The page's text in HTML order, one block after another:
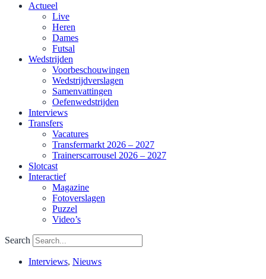
Actueel
Live
Heren
Dames
Futsal
Wedstrijden
Voorbeschouwingen
Wedstrijdverslagen
Samenvattingen
Oefenwedstrijden
Interviews
Transfers
Vacatures
Transfermarkt 2026 – 2027
Trainerscarrousel 2026 – 2027
Slotcast
Interactief
Magazine
Fotoverslagen
Puzzel
Video’s
Search
Interviews, Nieuws